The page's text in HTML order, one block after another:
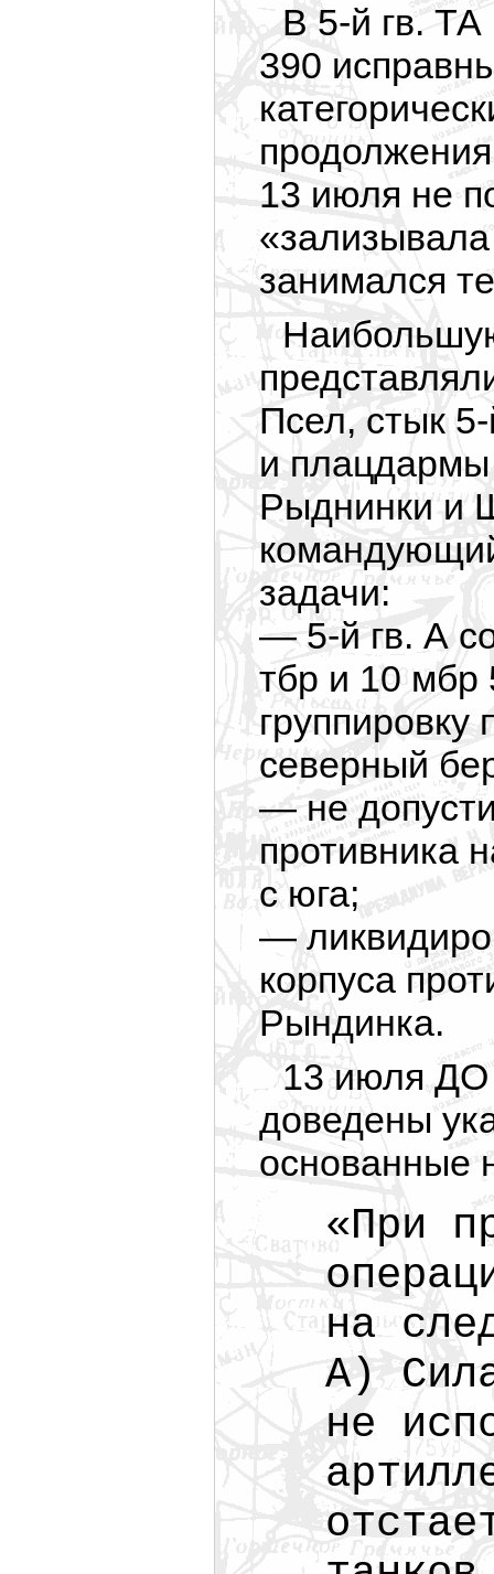
В 5-й гв.
390
13 июля не
занимался
Псел, стык
и
Рыднинки и
задачи:
— 5-й гв. А
тбр и 10 мбр
северный
— не
противника
с юга;
—
корпуса
Рындинка.
13 июля
доведены
основанные
«При
на
А)
не